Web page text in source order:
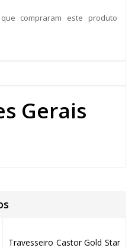
compraram este produto
Gerais
Travesseiro Castor Gold Star